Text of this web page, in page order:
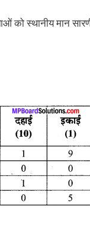
को स्थानीय मान